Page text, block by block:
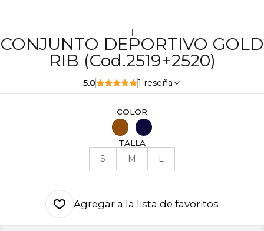
|
CONJUNTO DEPORTIVO GOLD
RIB (Cod.2519+2520)
5.0 1 reseña
COLOR
TALLA
S M L
Agregar a la lista de favoritos